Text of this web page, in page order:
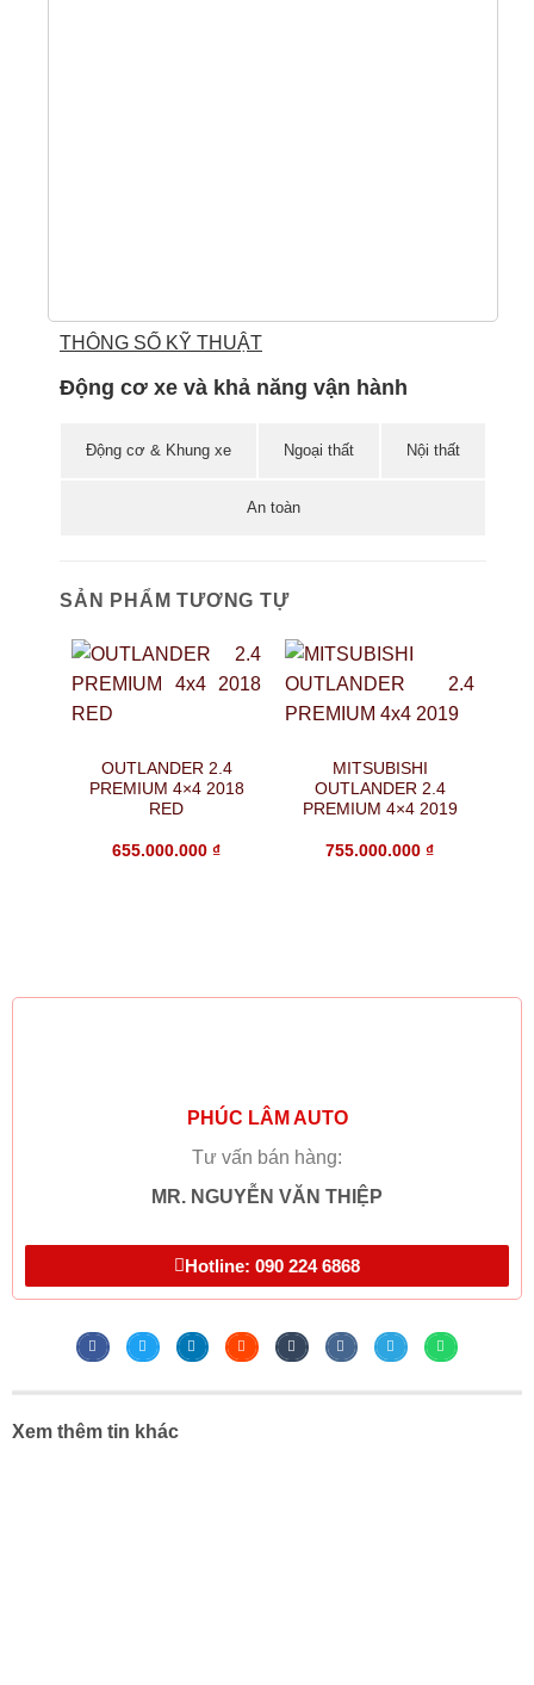
THÔNG SỐ KỸ THUẬT
Động cơ xe và khả năng vận hành
Động cơ & Khung xe Ngoại thất Nội thất
An toàn
SẢN PHẨM TƯƠNG TỰ
OUTLANDER 2.4
PREMIUM 4×4 2018
RED
655.000.000 ₫
MITSUBISHI
OUTLANDER 2.4
PREMIUM 4×4 2019
755.000.000 ₫
PHÚC LÂM AUTO
Tư vấn bán hàng:
MR. NGUYỄN VĂN THIỆP
Hotline: 090 224 6868
Xem thêm tin khác